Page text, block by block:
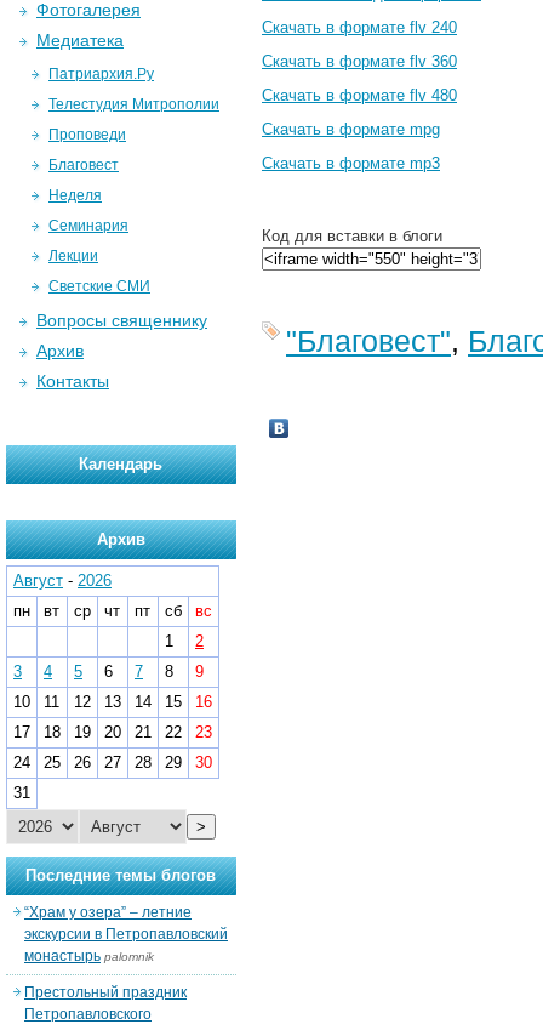
Скачать в формате flv 240
Скачать в формате flv 360
Скачать в формате flv 480
Скачать в формате mpg
Скачать в формате mp3
Код для вставки в блоги
"Благовест",
Фотогалерея
Медиатека
Патриархия.Ру
Телестудия Митрополии
Проповеди
Благовест
Неделя
Семинария
Лекции
Светские СМИ
Вопросы священнику
Архив
Контакты
Календарь
Архив
Август - 2026
пн
вт ср чт пт сб
вс
1
2
3
4 5 6 7 8
9
10
11 12 13 14 15
16
17
18 19 20 21 22
23
24
25 26 27 28 29
30
31
>
Последние темы блогов
“Храм у озера” – летние
экскурсии в Петропавловский
монастырь palomnik
Престольный праздник
Петропавловского